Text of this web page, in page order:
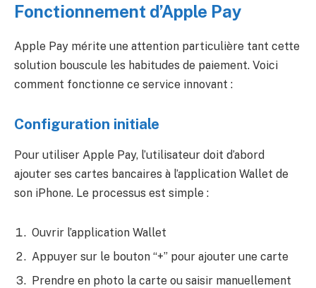
Fonctionnement d’Apple Pay
Apple Pay mérite une attention particulière tant cette
solution bouscule les habitudes de paiement. Voici
comment fonctionne ce service innovant :
Configuration initiale
Pour utiliser Apple Pay, l’utilisateur doit d’abord
ajouter ses cartes bancaires à l’application Wallet de
son iPhone. Le processus est simple :
Ouvrir l’application Wallet
Appuyer sur le bouton “+” pour ajouter une carte
Prendre en photo la carte ou saisir manuellement